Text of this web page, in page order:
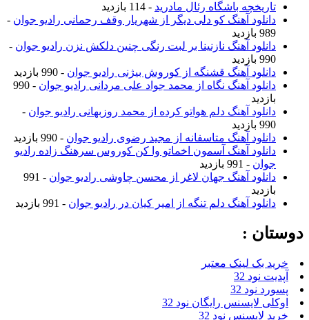
تاریخچه باشگاه رئال مادرید - 114 بازدید
دانلود آهنگ کو دلی دیگر از شهریار وقف رحمانی رادیو جوان -
989 بازدید
دانلود آهنگ نازنینا بر لبت رنگی چنین دلکش نزن رادیو جوان -
990 بازدید
دانلود آهنگ قشنگه از کوروش بیژنی رادیو جوان - 990 بازدید
دانلود آهنگ نگاه از محمد جواد علی مردانی رادیو جوان
- 990
بازدید
دانلود آهنگ دلم هواتو کرده از محمد روزبهانی رادیو جوان -
990 بازدید
دانلود آهنگ متاسفانه از مجید رضوی رادیو جوان - 990 بازدید
دانلود آهنگ آسمون اخماتو وا کن کوروس سرهنگ زاده رادیو
جوان - 991 بازدید
دانلود آهنگ جهان لاغر از محسن چاوشی رادیو جوان
- 991
بازدید
دانلود آهنگ دلم تنگه از امیر کیان در رادیو جوان - 991 بازدید
دوستان :
خرید بک لینک معتبر
آپدیت نود 32
پسورد نود 32
اوکلی لایسنس رایگان نود 32
خرید لایسنس نود 32